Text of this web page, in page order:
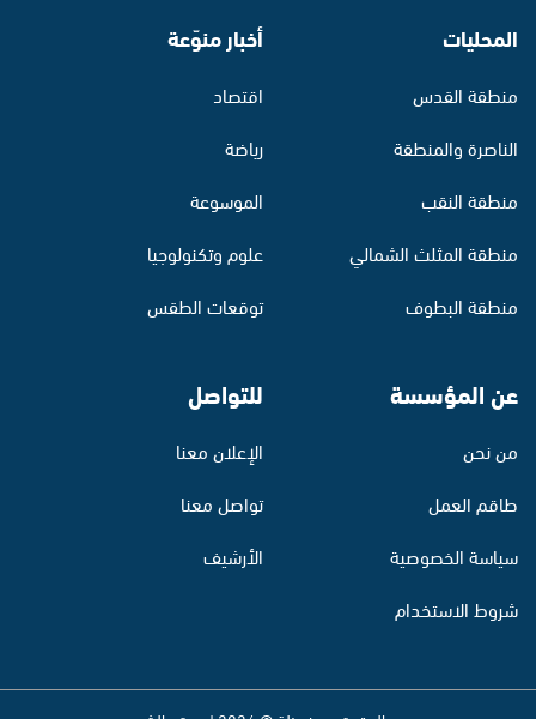
المحليات
منطقة القدس
الناصرة والمنطقة
منطقة النقب
منطقة المثلث الشمالي
منطقة البطوف
أخبار منوّعة
اقتصاد
رياضة
الموسوعة
علوم وتكنولوجيا
توقعات الطقس
عن المؤسسة
من نحن
طاقم العمل
سياسة الخصوصية
شروط الاستخدام
للتواصل
الإعلان معنا
تواصل معنا
الأرشيف